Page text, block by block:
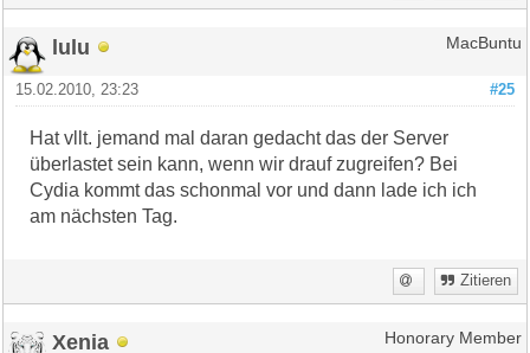
lulu MacBuntu
#25
15.02.2010, 23:23
Hat vllt. jemand mal daran gedacht das der Server
überlastet sein kann, wenn wir drauf zugreifen? Bei
Cydia kommt das schonmal vor und dann lade ich ich
am nächsten Tag.
Zitieren
Xenia Honorary Member